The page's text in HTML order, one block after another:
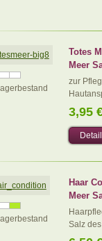
Totes
Meer
zur
3,95
Haar
Meer
Salz